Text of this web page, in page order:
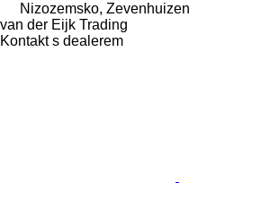
Nizozemsko, Zevenhuizen
van der Eijk Trading
Kontakt s dealerem